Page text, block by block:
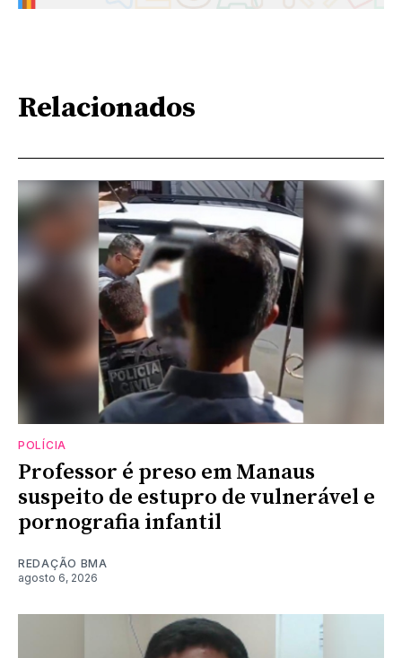
Relacionados
POLÍCIA
Professor é preso em Manaus
suspeito de estupro de vulnerável e
pornografia infantil
REDAÇÃO BMA
agosto 6, 2026